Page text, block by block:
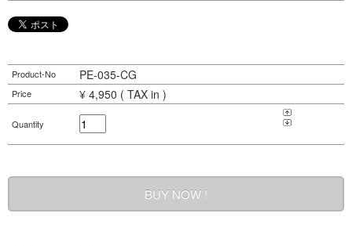
Product-No PE-035-CG
Price ¥ 4,950 ( TAX in )
Quantity